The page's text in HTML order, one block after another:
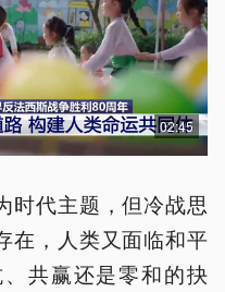
02:45
时代主题，但冷战思
在，人类又面临和平
共赢还是零和的抉